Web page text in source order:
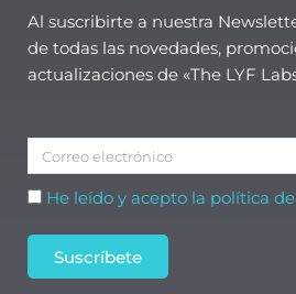
Al suscribirte a nuestra
de todas las novedades,
actualizaciones de «The LYF
Correo
electrónico
Aceptación
He leído y acepto la política
Suscríbete